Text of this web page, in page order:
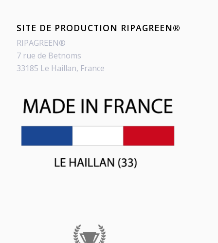
SITE DE PRODUCTION RIPAGREEN®
RIPAGREEN®
7 rue de Betnoms
33185 Le Haillan, France